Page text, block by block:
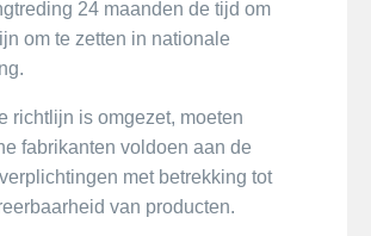
24 maanden de tijd om
om te zetten in nationale
richtlijn is omgezet, moeten
fabrikanten voldoen aan de
met betrekking tot
van producten.